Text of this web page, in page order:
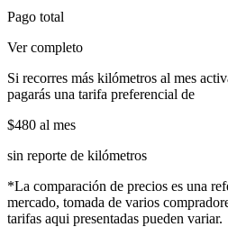
Pago total
Ver completo
Si recorres más kilómetros al mes
pagarás una tarifa preferencial de
$480 al mes
sin reporte de kilómetros
*La comparación de precios es una
mercado, tomada de varios
tarifas aqui presentadas pueden variar.